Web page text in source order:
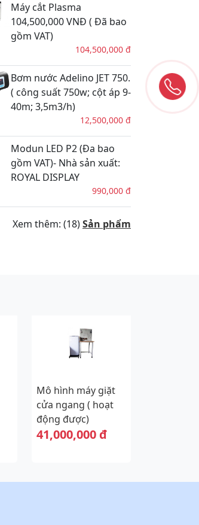
Máy cắt Plasma
104,500,000 VNĐ ( Đã bao
gồm VAT)
104,500,000 đ
Bơm nước Adelino JET 750.
( công suất 750w; cột áp 9-
40m; 3,5m3/h)
12,500,000 đ
Modun LED P2 (Đa bao
gồm VAT)- Nhà sản xuất:
ROYAL DISPLAY
990,000 đ
Xem thêm: (18)Sản phẩm
Mô hình máy giặt
cửa ngang ( hoạt
động được)
41,000,000 đ